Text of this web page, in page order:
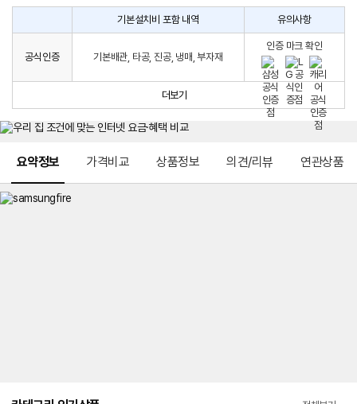
구
시
생
는
치
비
컨
설
기본설치비 포함 내역 유의사항
공식인증 기본배관, 타공, 진공, 냉매, 부자재
인증 마크 확인
더보기
요약정보 가격비교 상품정보 의견/리뷰 연관상품